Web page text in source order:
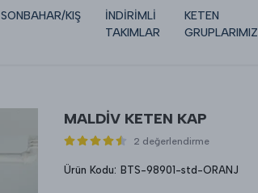
SONBAHAR/KIŞ
İNDİRİMLİ
TAKIMLAR
KETEN
GRUPLARIMIZ
MALDİV KETEN KAP
2 değerlendirme
Ürün Kodu: BTS-98901-std-ORANJ